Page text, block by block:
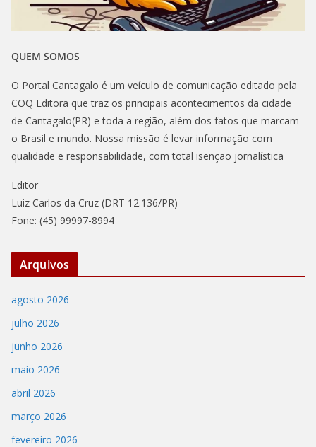
QUEM SOMOS
O Portal Cantagalo é um veículo de comunicação editado pela
COQ Editora que traz os principais acontecimentos da cidade
de Cantagalo(PR) e toda a região, além dos fatos que marcam
o Brasil e mundo. Nossa missão é levar informação com
qualidade e responsabilidade, com total isenção jornalística
Editor
Luiz Carlos da Cruz (DRT 12.136/PR)
Fone: (45) 99997-8994
Arquivos
agosto 2026
julho 2026
junho 2026
maio 2026
abril 2026
março 2026
fevereiro 2026